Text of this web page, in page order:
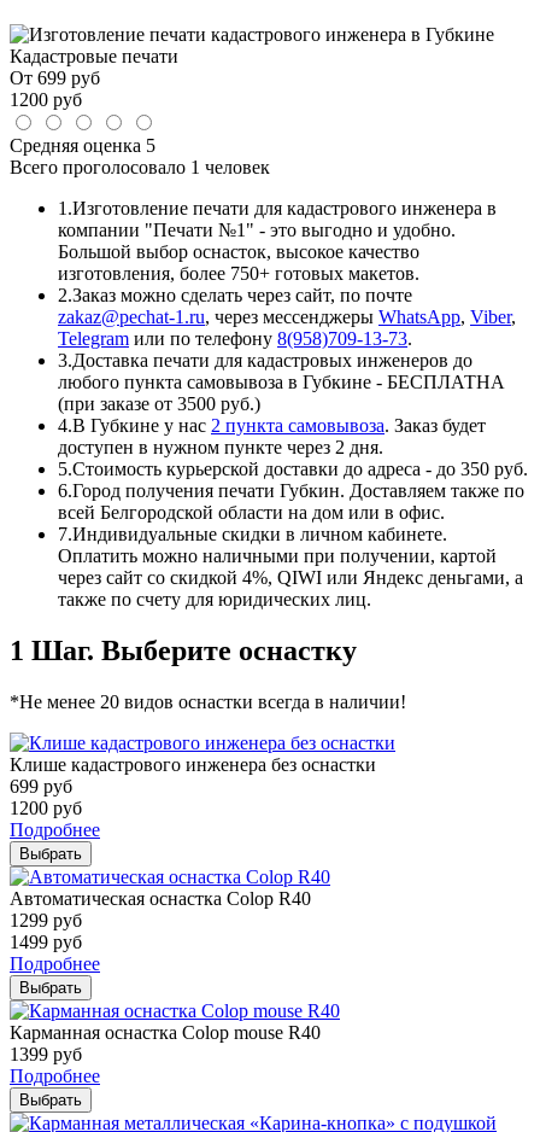
Кадастровые печати
От 699 руб
1200 руб
Средняя оценка 5
Всего проголосовало 1 человек
1.Изготовление печати для кадастрового инженера в
компании "Печати №1" - это выгодно и удобно.
Большой выбор оснасток, высокое качество
изготовления, более 750+ готовых макетов.
2.Заказ можно сделать через сайт, по почте
zakaz@pechat-1.ru, через мессенджеры WhatsApp, Viber,
Telegram или по телефону 8(958)709-13-73.
3.Доставка печати для кадастровых инженеров до
любого пункта самовывоза в Губкине - БЕСПЛАТНА
(при заказе от 3500 руб.)
4.В Губкине у нас 2 пункта самовывоза. Заказ будет
доступен в нужном пункте через 2 дня.
5.Стоимость курьерской доставки до адреса - до 350 руб.
6.Город получения печати Губкин. Доставляем также по
всей Белгородской области на дом или в офис.
7.Индивидуальные скидки в личном кабинете.
Оплатить можно наличными при получении, картой
через сайт со скидкой 4%, QIWI или Яндекс деньгами, а
также по счету для юридических лиц.
1 Шаг. Выберите оснастку
*Не менее 20 видов оснастки всегда в наличии!
Клише кадастрового инженера без оснастки
699 руб
1200 руб
Подробнее
Выбрать
Автоматическая оснастка Colop R40
1299 руб
1499 руб
Подробнее
Выбрать
Карманная оснастка Colop mouse R40
1399 руб
Подробнее
Выбрать